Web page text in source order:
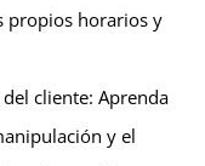
propios horarios y
cliente: Aprenda
y el